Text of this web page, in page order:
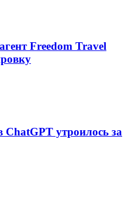
Freedom Travel
ChatGPT утроилось за